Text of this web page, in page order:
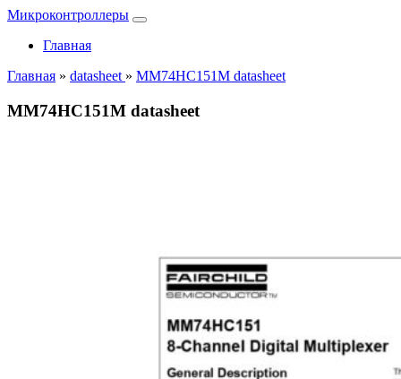
Микроконтроллеры
Главная
Главная » datasheet » MM74HC151M datasheet
MM74HC151M datasheet